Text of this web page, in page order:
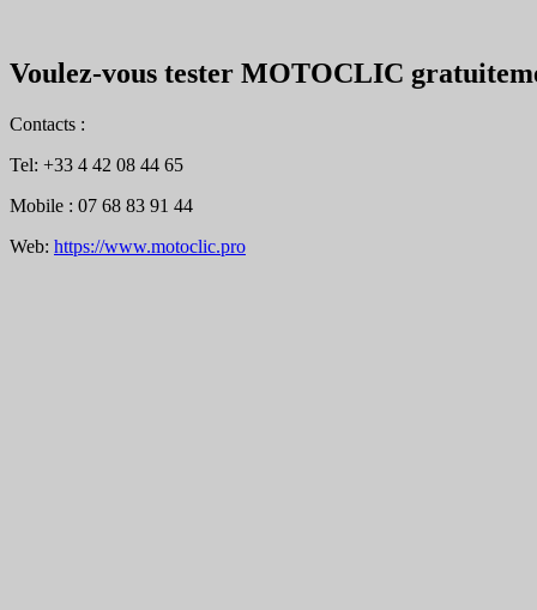
Voulez-vous tester MOTOCLIC
Contacts :
Tel: +33 4 42 08 44 65
Mobile : 07 68 83 91 44
Web: https://www.motoclic.pro